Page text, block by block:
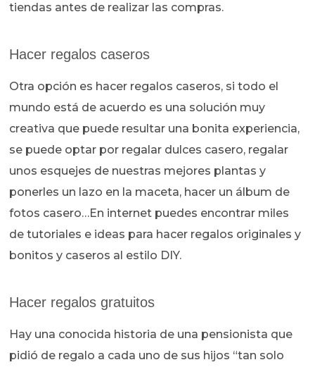
tiendas antes de realizar las compras.
Hacer regalos caseros
Otra opción es hacer regalos caseros, si todo el
mundo está de acuerdo es una solución muy
creativa que puede resultar una bonita experiencia,
se puede optar por regalar dulces casero, regalar
unos esquejes de nuestras mejores plantas y
ponerles un lazo en la maceta, hacer un álbum de
fotos casero…En internet puedes encontrar miles
de tutoriales e ideas para hacer regalos originales y
bonitos y caseros al estilo DIY.
Hacer regalos gratuitos
Hay una conocida historia de una pensionista que
pidió de regalo a cada uno de sus hijos “tan solo